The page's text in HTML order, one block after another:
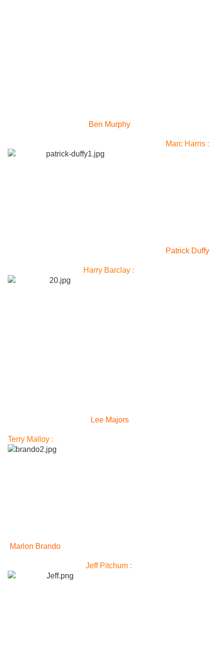
Ben Murphy
Marc Harris :
Patrick Duffy
Harry Barclay :
Lee Majors
Terry Malloy :
Marlon Brando
Jeff Pitchum :